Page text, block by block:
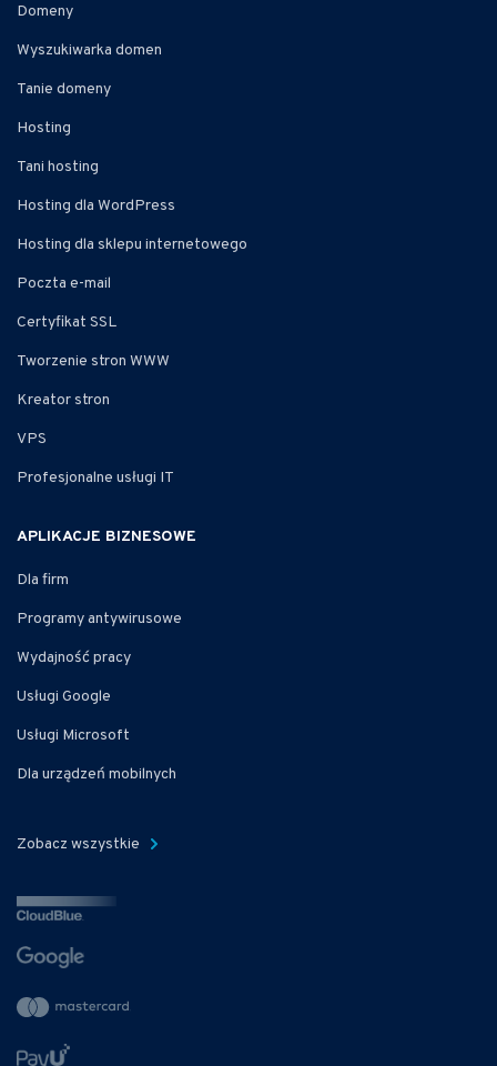
Domeny
Wyszukiwarka domen
Tanie domeny
Hosting
Tani hosting
Hosting dla WordPress
Hosting dla sklepu internetowego
Poczta e-mail
Certyfikat SSL
Tworzenie stron WWW
Kreator stron
VPS
Profesjonalne usługi IT
APLIKACJE BIZNESOWE
Dla firm
Programy antywirusowe
Wydajność pracy
Usługi Google
Usługi Microsoft
Dla urządzeń mobilnych
Zobacz wszystkie